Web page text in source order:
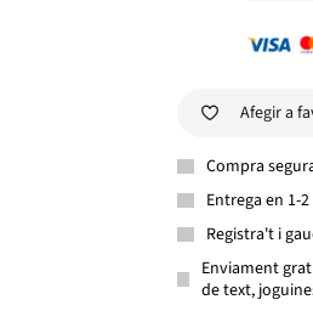
Afegir a
Compra
Entrega en 1-
Registra't i
Enviament
de text,